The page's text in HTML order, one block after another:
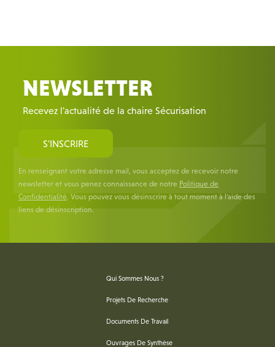
NEWSLETTER
Recevez l'actualité de la chaire Sécurisation
S'INSCRIRE
En renseignant votre adresse mail, vous acceptez de recevoir notre
newsletter et vous penez connaissance de notre Politique de
Confidentialité. Vous pouvez vous désinscrire à tout moment à l'aide des
liens de désinscription.
Qui Sommes Nous ?
Projets De Recherche
Documents De Travail
Ouvrages De Synthèse